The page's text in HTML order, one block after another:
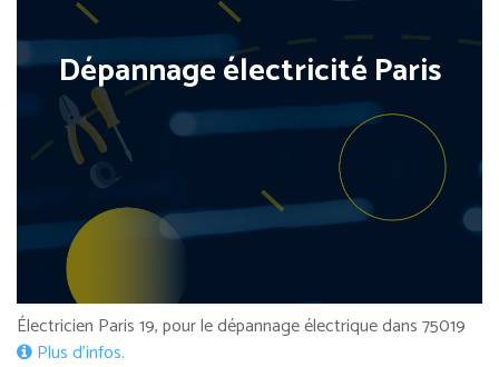
Dépannage électricité Paris
Électricien Paris 19, pour le dépannage électrique dans 75019
Plus d’infos.